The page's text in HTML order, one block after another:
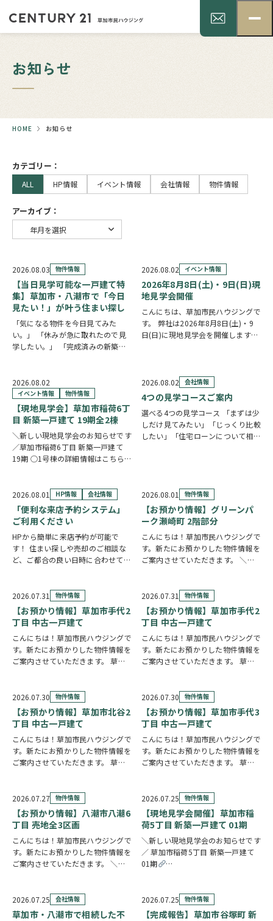
お知らせ
HOME お知らせ
カテゴリー：
ALL HP情報 イベント情報 会社情報 物件情報
アーカイブ：
2026.08.03 物件情報
【当日見学可能な一戸建て特
集】草加市・八潮市で「今日
見たい！」が叶う住まい探し
「気になる物件を今日見てみた
い。」 「休みが急に取れたので見
学したい。」 「完成済みの新築を
一戸建て】です。 草加市民ハウジ
ングでは、草加市・八潮市を中心
に、当日ご案内可能な完…
2026.08.02 イベント情報
2026年8月8日(土)・9日(日)現
地見学会開催
こんにちは、草加市民ハウジングで
す。 弊社は2026年8月8日(土)・9
日(日)に現地見学会を開催します！
直接物件を見ながらご説明さ…
2026.08.02
イベント情報 物件情報
【現地見学会】草加市稲荷6丁
目 新築一戸建て 19期全2棟
＼新しい現地見学会のお知らせです
／草加市稲荷6丁目 新築一戸建て
19期 ○1号棟の詳細情報はこちら
中心となるLDKは、17帖以上のゆと
り空間。食洗機付きカウンターキッ
チ…
2026.08.02 会社情報
4つの見学コースご案内
選べる4つの見学コース 「まずは少
しだけ見てみたい」「じっくり比較
したい」「住宅ローンについて相談
意しています。 …
2026.08.01 HP情報 会社情報
「便利な来店予約システム」
ご利用ください
HPから簡単に来店予約が可能で
す！ 住まい探しや売却のご相談な
ど、ご都合の良い日時に合わせてホ
望の日程を選んで、必要事項を入力
するだけで予約完了！ 「まずは相
談だけしたい」「気…
2026.08.01 物件情報
【お預かり情報】グリーンパ
ーク瀬崎町 2階部分
こんにちは！草加市民ハウジングで
す。新たにお預かりした物件情報を
ご案内させていただきます。 ＼弊
チェック✓ 三方角部屋のため、日中
は陽当り良好で明るい室内環境が保
たれていま…
2026.07.31 物件情報
【お預かり情報】草加市手代2
丁目 中古一戸建て
こんにちは！草加市民ハウジングで
す。新たにお預かりした物件情報を
ご案内させていただきます。 草加
2026.07.31 物件情報
【お預かり情報】草加市手代2
丁目 中古一戸建て
こんにちは！草加市民ハウジングで
す。新たにお預かりした物件情報を
ご案内させていただきます。 草加
坪の広々とした敷地に建つ、大手ハ
ウスメーカー施工の住まいです。シ
ャッター付き…
2026.07.30 物件情報
【お預かり情報】草加市北谷2
丁目 中古一戸建て
こんにちは！草加市民ハウジングで
す。新たにお預かりした物件情報を
ご案内させていただきます。 草加
角地に建つ、6LDKのお住まいで
す。事務所スペースを備えており、
在宅ワークや…
2026.07.30 物件情報
【お預かり情報】草加市手代3
丁目 中古一戸建て
こんにちは！草加市民ハウジングで
す。新たにお預かりした物件情報を
ご案内させていただきます。 草加
宅からスーパー・ドラッグストアま
で徒歩3分圏内と、買い物に便利な
立地です。2…
2026.07.27 物件情報
【お預かり情報】八潮市八潮6
丁目 売地全3区画
こんにちは！草加市民ハウジングで
す。新たにお預かりした物件情報を
ご案内させていただきます。 ＼弊
ら〇2区画の詳細情報はこちら〇3
区画の詳細情報はこちら
クリッ
2026.07.25 物件情報
【現地見学会開催】草加市稲
荷5丁目 新築一戸建て 01期
＼新しい現地見学会のお知らせです
／ 草加市稲荷5丁目 新築一戸建て
01期
2026.07.25 会社情報
草加市・八潮市で相続した不
2026.07.25 物件情報
【完成報告】草加市谷塚町 新